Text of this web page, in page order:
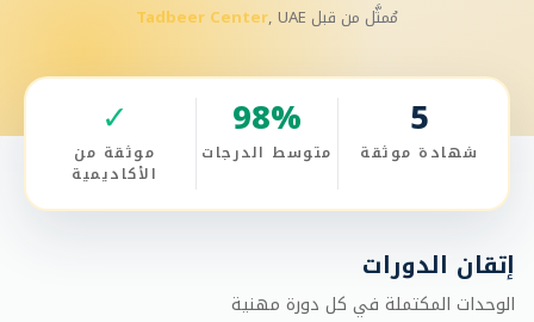
مُمثَّل من قبل
Tadbeer Center, UAE
5
شهادة موثقة
98%
متوسط الدرجات
✓
موثقة من
الأكاديمية
إتقان الدورات
الوحدات المكتملة في كل دورة مهنية